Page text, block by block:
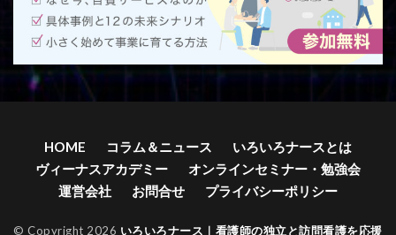
HOME コラム＆ニュース
いろいろナースとは
ヴィーナスアカデミー
オンラインセミナー・勉強会
運営会社
お問合せ プライバシーポリシー
© Copyright 2026 いろいろナース｜看護師の独立と訪問看護を応援